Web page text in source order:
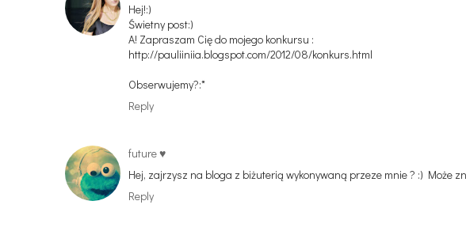
Hej!:)
Świetny post:)
A! Zapraszam Cię do mojego konkursu :
http://pauliiniia.blogspot.com/2012/08/konkurs.html
Obserwujemy?:*
Reply
future ♥
Hej, zajrzysz na bloga z biżuterią wykonywaną przeze mnie ? :) Może
Reply